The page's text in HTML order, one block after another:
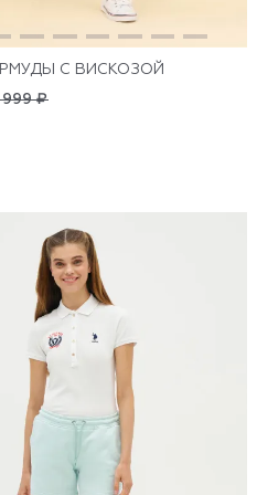
С ВИСКОЗОЙ
999 ₽